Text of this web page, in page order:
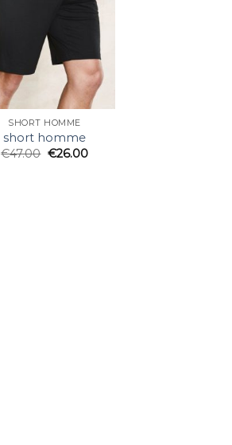
SHORT HOMME
short homme
€47.00 €26.00